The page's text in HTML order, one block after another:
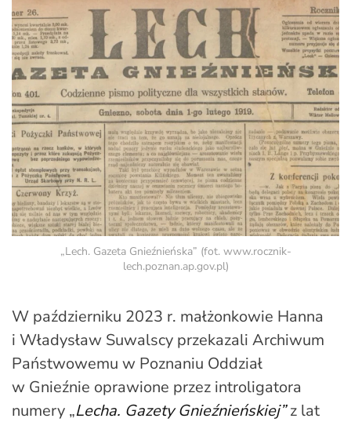
„Lech. Gazeta Gnieźnieńska” (fot. www.rocznik-
lech.poznan.ap.gov.pl)
W październiku 2023 r. małżonkowie Hanna
i Władysław Suwalscy przekazali Archiwum
Państwowemu w Poznaniu Oddział
w Gnieźnie oprawione przez introligatora
numery „Lecha. Gazety Gnieźnieńskiej”z lat